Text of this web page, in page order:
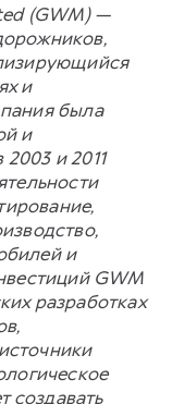
(GWM) —
и
была
и
и 2011
и
GWM
разработках
создавать